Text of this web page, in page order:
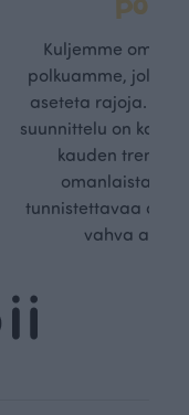
Kuljemme omaa,
polkuamme, jolla
aseteta rajoja.
suunnittelu on
kauden
omanlaista,
tunnistettavaa
vahva